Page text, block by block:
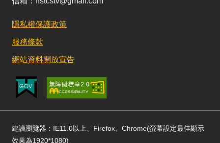
隱私權保護政策
服務條款
網站資料開放宣告
建議瀏覽器：IE11.0以上、Firefox、Chrome(螢幕設定最佳顯示
效果為1920*1080)